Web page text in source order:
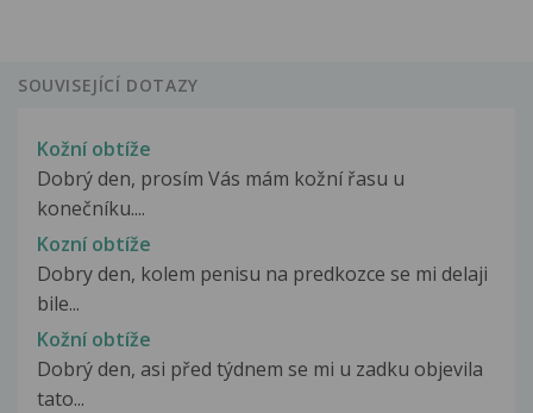
SOUVISEJÍCÍ DOTAZY
Kožní obtíže
Dobrý den, prosím Vás mám kožní řasu u
konečníku....
Kozní obtíže
Dobry den, kolem penisu na predkozce se mi delaji
bile...
Kožní obtíže
Dobrý den, asi před týdnem se mi u zadku objevila
tato...